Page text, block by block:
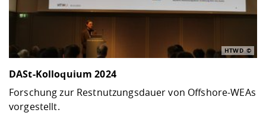
DASt-Kolloquium 2024
Forschung zur Restnutzungsdauer von Offshore-WEAs
vorgestellt.
HTWD